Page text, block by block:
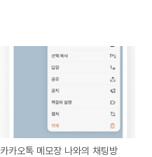
카카오톡 메모장 나와의 채팅방